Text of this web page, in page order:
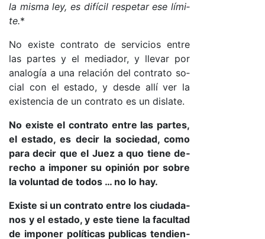
la mis­ma le­y, es di­fí­cil res­pe­tar ese lí­mi­
te.*
No exis­te con­tra­to de ser­vi­cios en­tre
las par­tes y el me­dia­do­r, y lle­var por
ana­lo­gía a una re­la­ción del con­tra­to so­
cial con el es­ta­do, y des­de allí ver la
exis­ten­cia de un con­tra­to es un dis­la­te.
No exis­te el con­tra­to en­tre las par­tes,
el es­ta­do, es de­cir la so­cie­da­d, co­mo
pa­ra de­cir que el Juez a quo tie­ne de­
re­cho a im­po­ner su opi­nión por so­bre
la vo­lun­tad de to­dos … no lo ha­y.
Exis­te si un con­tra­to en­tre los ciu­da­da­
nos y el es­ta­do, y es­te tie­ne la fa­cul­tad
de im­po­ner po­lí­ti­cas pu­bli­cas ten­dien­